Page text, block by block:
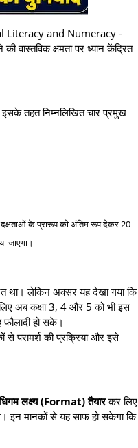
Literacy and Numeracy -
क्षमता पर ध्यान केंद्रित
तहत निम्नलिखित चार प्रमुख
दक्षताओं के प्रारूप को अंतिम रूप देकर 20
जाएगा।
था। लेकिन अक्सर यह देखा गया कि
अब कक्षा 3, 4 और 5 को भी इस
हो सके।
से परामर्श की प्रक्रिया और इसे
लक्ष्य (Format) तैयारकर लिए
इन मानकों से यह साफ हो सकेगा कि